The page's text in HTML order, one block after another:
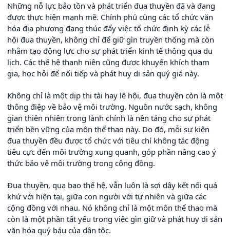
Những nỗ lực bảo tồn và phát triển đua thuyền đã và đang
được thực hiện mạnh mẽ. Chính phủ cùng các tổ chức văn
hóa địa phương đang thúc đẩy việc tổ chức định kỳ các lễ
hội đua thuyền, không chỉ để giữ gìn truyền thống mà còn
nhằm tạo động lực cho sự phát triển kinh tế thông qua du
lịch. Các thế hệ thanh niên cũng được khuyến khích tham
gia, học hỏi để nối tiếp và phát huy di sản quý giá này.
Không chỉ là một dịp thi tài hay lễ hội, đua thuyền còn là một
thông điệp về bảo vệ môi trường. Nguồn nước sạch, không
gian thiên nhiên trong lành chính là nền tảng cho sự phát
triển bền vững của môn thể thao này. Do đó, mỗi sự kiện
đua thuyền đều được tổ chức với tiêu chí không tác động
tiêu cực đến môi trường xung quanh, góp phần nâng cao ý
thức bảo vệ môi trường trong cộng đồng.
Đua thuyền, qua bao thế hệ, vẫn luôn là sợi dây kết nối quá
khứ với hiện tại, giữa con người với tự nhiên và giữa các
cộng đồng với nhau. Nó không chỉ là một môn thể thao mà
còn là một phần tất yếu trong việc gìn giữ và phát huy di sản
văn hóa quý báu của dân tộc.